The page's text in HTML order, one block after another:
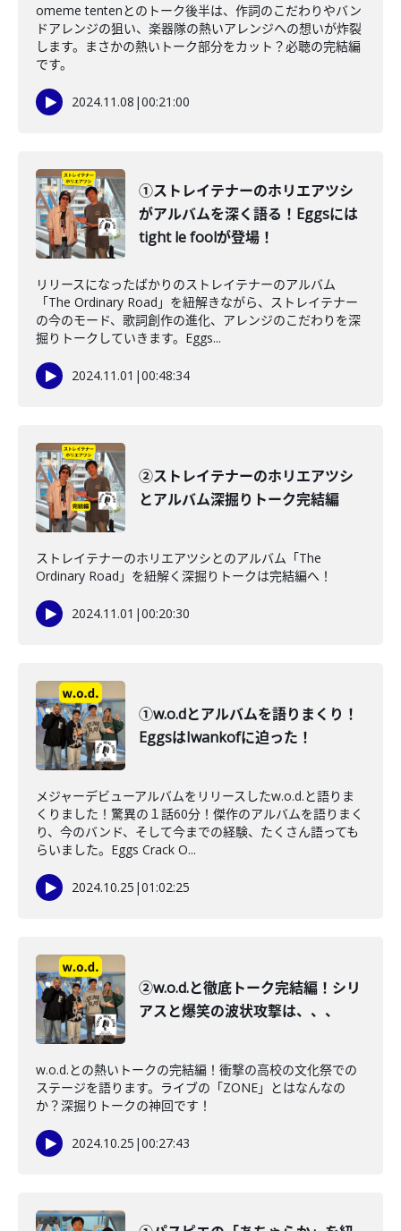
omeme tentenとのトーク後半は、作詞のこだわりやバン
ドアレンジの狙い、楽器隊の熱いアレンジへの想いが炸裂
します。まさかの熱いトーク部分をカット？必聴の完結編
です。
2024.11.08 |00:21:00
①ストレイテナーのホリエアツシ
がアルバムを深く語る！Eggsには
tight le foolが登場！
リリースになったばかりのストレイテナーのアルバム
「The Ordinary Road」を紐解きながら、ストレイテナー
の今のモード、歌詞創作の進化、アレンジのこだわりを深
掘りトークしていきます。Eggs...
2024.11.01 |00:48:34
②ストレイテナーのホリエアツシ
とアルバム深掘りトーク完結編
ストレイテナーのホリエアツシとのアルバム「The
Ordinary Road」を紐解く深掘りトークは完結編へ！
2024.11.01 |00:20:30
①w.o.dとアルバムを語りまくり！
EggsはIwankofに迫った！
メジャーデビューアルバムをリリースしたw.o.d.と語りま
くりました！驚異の１話60分！傑作のアルバムを語りまく
り、今のバンド、そして今までの経験、たくさん語っても
らいました。Eggs Crack O...
2024.10.25 |01:02:25
②w.o.d.と徹底トーク完結編！シリ
アスと爆笑の波状攻撃は、、、
w.o.d.との熱いトークの完結編！衝撃の高校の文化祭での
ステージを語ります。ライブの「ZONE」とはなんなの
か？深掘りトークの神回です！
2024.10.25 |00:27:43